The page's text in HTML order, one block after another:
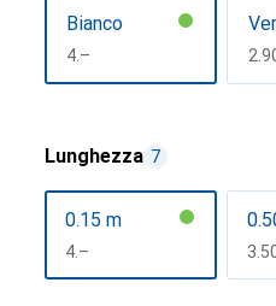
Bianco
CHF
4.–
Lunghezza 7
0.15 m
CHF
4.– CHF